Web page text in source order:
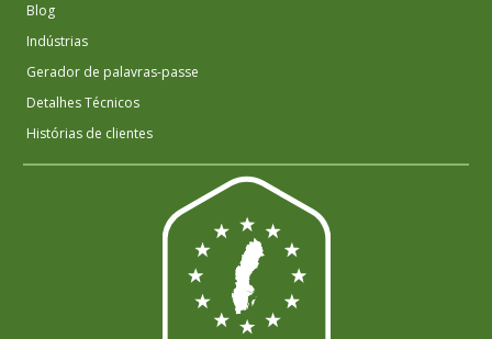
Blog
Indústrias
Gerador de palavras-passe
Detalhes Técnicos
Histórias de clientes